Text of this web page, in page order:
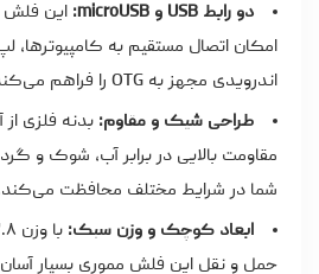
دو رابط USB و microUSB:
این فلش
امکان اتصال مستقیم به کامپیوترها،
اندرویدی مجهز به OTG را فراهم می‌کند.
طراحی شیک و مقاوم: بدنه فلزی از
مقاومت بالایی در برابر آب، شوک و گرد
شما در شرایط مختلف محافظت
ابعاد کوچک و وزن سبک:
حمل و نقل این فلش مموری بسیار